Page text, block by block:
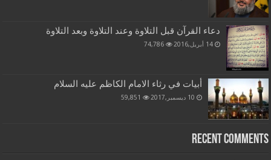
دعاء القرآن قبل التلاوة وعند التلاوة وبعد التلاوة
14 أبريل,2016 74,786
أبيات في رثاء الامام الكاظم عليه السلام
10 ديسمبر,2017 59,851
Recent Comments